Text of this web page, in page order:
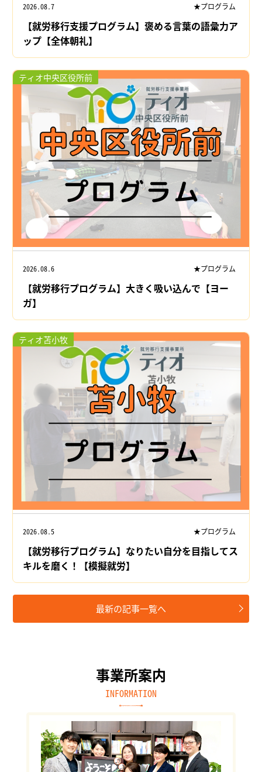
2026.08.7 ★プログラム
【就労移行支援プログラム】褒める言葉の語彙力ア
ップ【全体朝礼】
ティオ中央区役所前
2026.08.6 ★プログラム
【就労移行プログラム】大きく吸い込んで【ヨー
ガ】
ティオ苫小牧
2026.08.5 ★プログラム
【就労移行プログラム】なりたい自分を目指してス
キルを磨く！【模擬就労】
最新の記事一覧へ
事業所案内
INFORMATION